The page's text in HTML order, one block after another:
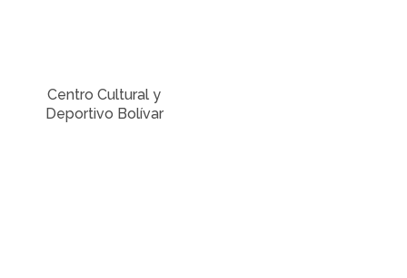
Centro Cultural y
Deportivo Bolívar